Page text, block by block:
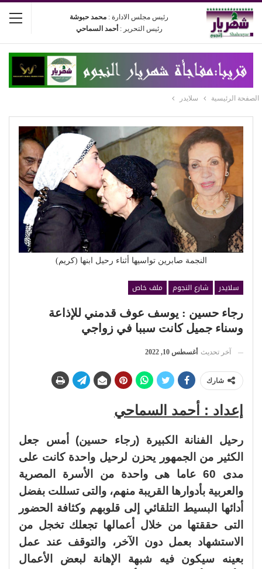
رئيس مجلس الادارة : محمد حبوشة
رئيس التحرير : أحمد السماحي
الصفحة الرئيسية سلايدر
النجمة صابرين تواسيها أثناء رحيل ابنها (كريم)
سلايدر شارع النجوم
ملف خاص
رجاء حسين : يوسف عوف قدمني للإذاعة
وسناء جميل كانت سببا في زواجي
آخر تحديث أغسطس 10, 2022
شارك
إعداد : أحمد السماحي
رحيل الفنانة الكبيرة (رجاء حسين) أمس جعل
الكثير من الجمهور يحزن لرحيل واحدة كانت على
مدى 60 عاما هى واحدة من الأسرة المصرية
والعربية بأدوارها القريبة منهم، والتى تسللت بفضل
أدائها البسيط التلقائي إلى قلوبهم وكثافة الحضور
التى حققتها من خلال أعمالها تجعلك تخجل من
الاستشهاد بعمل دون الآخر، والتوقف عند عمل
بعينه سيكون فيه شبهة الإهانة لبعض الأعمال